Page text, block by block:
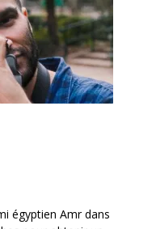
égyptien Amr dans